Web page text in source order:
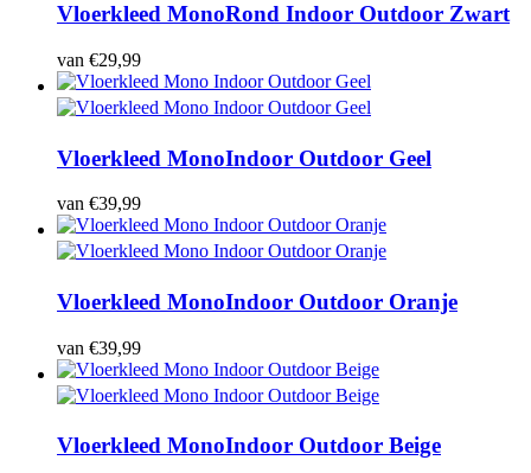
Vloerkleed MonoRond Indoor Outdoor Zwart
van €29,99
Vloerkleed MonoIndoor Outdoor Geel
van €39,99
Vloerkleed MonoIndoor Outdoor Oranje
van €39,99
Vloerkleed MonoIndoor Outdoor Beige